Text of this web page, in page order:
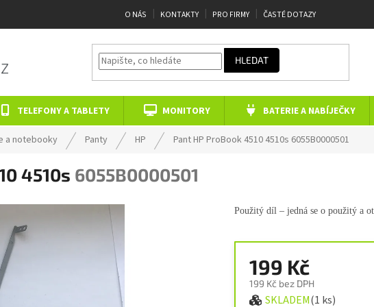
O NÁS KONTAKTY PRO FIRMY ČASTÉ DOTAZY
HLEDAT
TELEFONY A TABLETY MONITORY BATERIE A NABÍJEČKY
a notebooky Panty HP Pant HP ProBook 4510 4510s 6055B0000501
4510s 6055B0000501
199 Kč
199 Kč bez DPH
Měrná cena:
SKLADEM(1 ks)
Použitý díl – jedná se o použitý a